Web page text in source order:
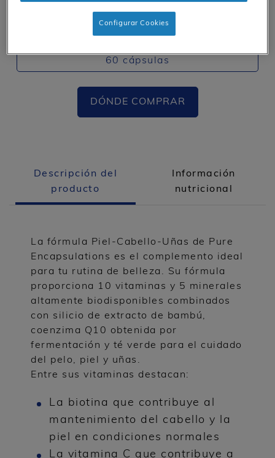
Con biotina y zinc para tu rutina de
60 cápsulas
DÓNDE COMPRAR
Descripción del
producto
Información
nutricional
La fórmula Piel-Cabello-Uñas de Pure
Encapsulations es el complemento ideal
para tu rutina de belleza. Su fórmula
proporciona 10 vitaminas y 5 minerales
altamente biodisponibles combinados
con silicio de extracto de bambú,
coenzima Q10 obtenida por
fermentación y té verde para el cuidado
del pelo, piel y uñas.
Entre sus vitaminas destacan:
La biotina que contribuye al
mantenimiento del cabello y la
piel en condiciones normales
La vitamina C que contribuye a
Configurar Cookies